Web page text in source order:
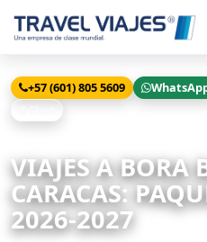
+57 (601) 805 5609
VIAJES A BORA
CARACAS:
2026-2027